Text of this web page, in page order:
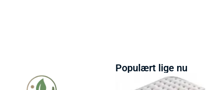
Populært lige nu